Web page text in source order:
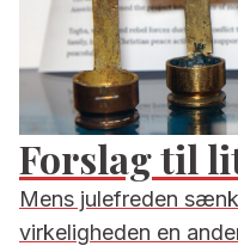
Forslag til
Mens julefreden
virkeligheden en